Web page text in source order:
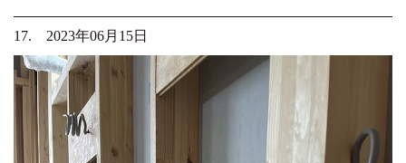
17. 2023年06月15日